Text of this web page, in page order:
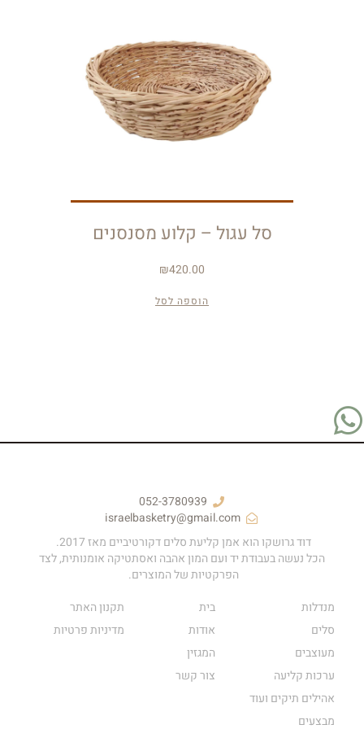
סל עגול – קלוע מסנסנים
₪420.00
הוספה לסל
052-3780939
israelbasketry@gmail.com
דוד גרושקו הוא אמן קליעת סלים דקורטיביים מאז 2017.
הכל נעשה בעבודת יד ועם המון אהבה ואסתטיקה אומנותית, לצד
הפרקטיות של המוצרים.
מנדלות
סלים
מעוצבים
ערכות קליעה
אהילים תיקים ועוד
מבצעים
בית
אודות
המגזין
צור קשר
תקנון האתר
מדיניות פרטיות